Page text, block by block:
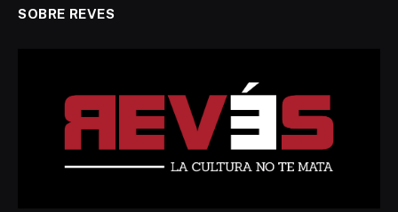
SOBRE REVES